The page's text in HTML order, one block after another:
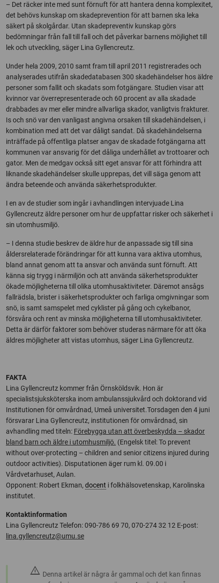
– Det räcker inte med sunt förnuft för att hantera denna komplexitet,
det behövs kunskap om skadeprevention för att barnen ska leka
säkert på skolgårdar. Utan skadepreventiv kunskap görs
bedömningar från fall till fall och det påverkar barnens möjlighet till
lek och utveckling, säger Lina Gyllencreutz.
Under hela 2009, 2010 samt fram till april 2011 registrerades och
analyserades utifrån skadedatabasen 300 skadehändelser hos äldre
personer som fallit och skadats som fotgängare. Studien visar att
kvinnor var överrepresenterade och 60 procent av alla skadade
drabbades av mer eller mindre allvarliga skador, vanligtvis frakturer.
Is och snö var den vanligast angivna orsaken till skadehändelsen, i
kombination med att det var dåligt sandat. Då skadehändelserna
inträffade på offentliga platser angav de skadade fotgängarna att
kommunen var ansvarig för det dåliga underhållet av trottoarer och
gator. Men de medgav också sitt eget ansvar för att förhindra att
liknande skadehändelser skulle upprepas, det vill säga genom att
ändra beteende och använda säkerhetsprodukter.
I en av de studier som ingår i avhandlingen intervjuade Lina
Gyllencreutz äldre personer om hur de uppfattar risker och säkerhet i
sin utomhusmiljö.
– I denna studie beskrev de äldre hur de anpassade sig till sina
åldersrelaterade förändringar för att kunna vara aktiva utomhus,
bland annat genom att ta ansvar och använda sunt förnuft. Att
känna sig trygg i närmiljön och att använda säkerhetsprodukter
ökade möjligheterna till olika utomhusaktiviteter. Däremot ansågs
fallrädsla, brister i säkerhetsprodukter och farliga omgivningar som
snö, is samt samspelet med cyklister på gång och cykelbanor,
försvåra och rent av minska möjligheterna till utomhusaktiviteter.
Detta är därför faktorer som behöver studeras närmare för att öka
äldres möjligheter att vistas utomhus, säger Lina Gyllencreutz.
FAKTA
Lina Gyllencreutz kommer från Örnsköldsvik. Hon är
specialistsjuksköterska inom ambulanssjukvård och doktorand vid
Institutionen för omvårdnad, Umeå universitet.Torsdagen den 4 juni
försvarar Lina Gyllencreutz, institutionen för omvårdnad, sin
avhandling med titeln: Förebygga utan att överbeskydda – skador
bland barn och äldre i utomhusmiljö. (Engelsk titel: To prevent
without over-protecting – children and senior citizens injured during
outdoor activities). Disputationen äger rum kl. 09.00 i
Vårdvetarhuset, Aulan.
Opponent: Robert Ekman, docent i folkhälsovetenskap, Karolinska
institutet.
Kontaktinformation
Lina Gyllencreutz Telefon: 090-786 69 70, 070-274 32 12 E-post:
lina.gyllencreutz@umu.se
warning Denna artikel är några år gammal och det kan finnas